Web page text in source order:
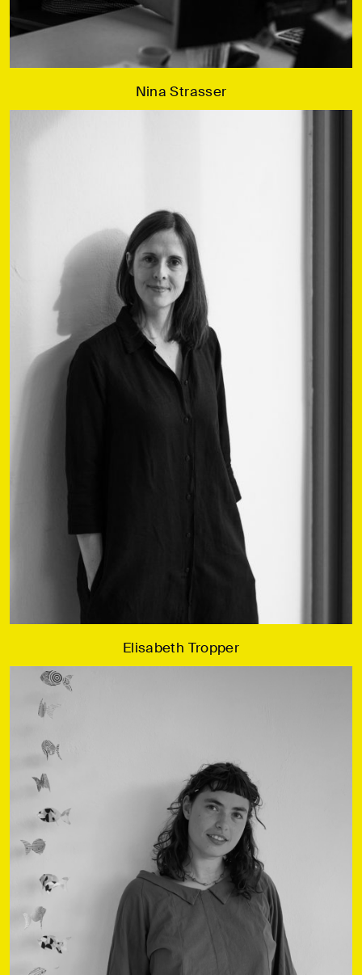
Nina Strasser
Elisabeth Tropper